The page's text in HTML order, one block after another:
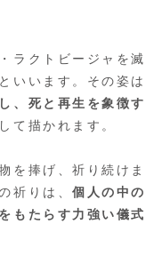
ラクトビージャを滅
いいます。その姿は
、死と再生を象徴す
て描かれます。
を捧げ、祈り続けま
祈りは、個人の中の
もたらす力強い儀式